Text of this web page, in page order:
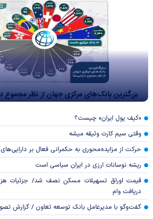
بزرگترین بانک‌های مرکزی جهان از نظر مجموع
«کیف پول ایران» چیست؟
وقتی سیم کارت وثیقه میشه
حرکت از مزایده‌محوری به حکمرانی فعال بر
ریشه نوسانات ارزی در ایران سیاسی است
قیمت اوراق تسهیلات مسکن نصف شد/ جزئیات
دریافت وام
گفت‌وگو با مدیرعامل بانک توسعه تعاون / گزارش